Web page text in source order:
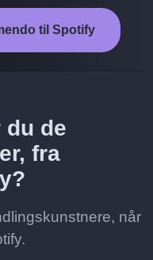
til Spotify
du de
fra
når